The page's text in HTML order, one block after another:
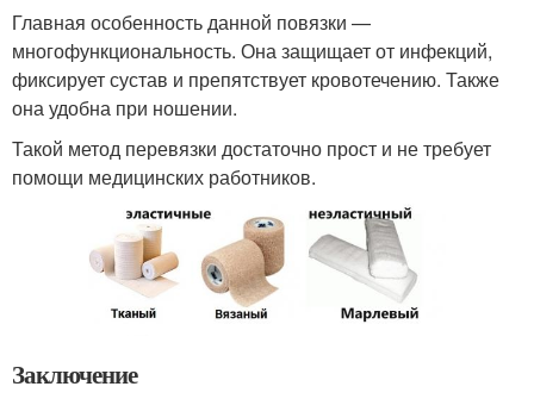
Главная особенность данной повязки —
многофункциональность. Она защищает от инфекций,
фиксирует сустав и препятствует кровотечению. Также
она удобна при ношении.
Такой метод перевязки достаточно прост и не требует
помощи медицинских работников.
Заключение